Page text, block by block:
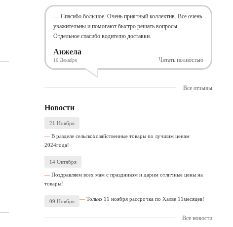
Спасибо большое. Очень приятный коллектив. Все очень
уважительны и помогают быстро решать вопросы.
Отдельное спасибо водителю доставки.
Анжела
16 Декабря Читать полностью
Все отзывы
Новости
21 Ноября
В разделе сельскохозяйственные товары по лучшим ценам
2024года!
14 Октября
Поздравляем всех мам с праздником и дарим отличные цены на
товары!
09 Ноября Только 11 ноября рассрочка по Халве 11месяцев!
Все новости